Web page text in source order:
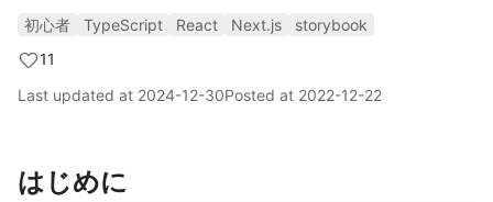
初心者 TypeScript React Next.js
storybook
11
Last updated at 2024-12-30Posted at 2022-12-22
はじめに